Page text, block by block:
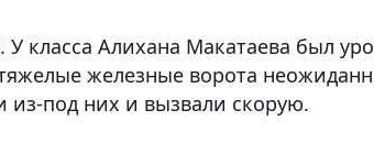
класса Алихана Макатаева был
железные ворота
из-под них и вызвали скорую.